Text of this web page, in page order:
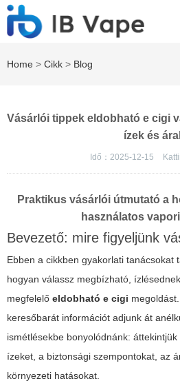
Home > Cikk > Blog
Vásárlói tippek eldobható e cigi
ízek és
Idő：2025-12-15
Praktikus vásárlói útmutató a
használatos
Bevezető: mire figyeljünk
Ebben a cikkben gyakorlati tanácsokat
hogyan válassz megbízható,
megfelelő eldobható e cigi
keresőbarát információt adjunk át
ismétlésekbe bonyolódnánk:
ízeket, a biztonsági szempontokat, az
környezeti hatásokat.